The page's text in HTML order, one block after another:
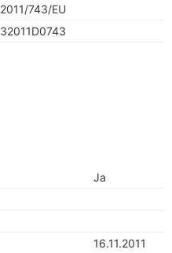
2011/743/EU
32011D0743
Ja
16.11.2011